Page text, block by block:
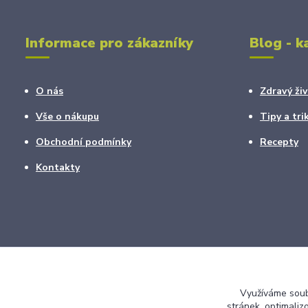
Informace pro zákazníky
O nás
Vše o nákupu
Obchodní podmínky
Kontakty
Blog -
Zdravý
Tipy a
Recepty
Využíváme